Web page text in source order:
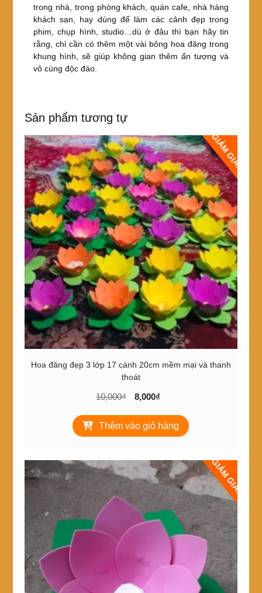
trong nhà, trong phòng khách, quán cafe, nhà hàng
khách sạn, hay dùng để làm các cảnh đẹp trong
phim, chụp hình, studio…dù ở đâu thì bạn hãy tin
rằng, chỉ cần có thêm một vài bông hoa đăng trong
khung hình, sẽ giúp không gian thêm ấn tượng và
vô cùng độc đáo.
Sản phẩm tương tự
GIẢM GIÁ!
Hoa đăng đẹp 3 lớp 17 cánh 20cm mềm mại và thanh
thoát
10,000₫
Giá
là:
10,000₫.
8,000₫
tại
là:
Thêm vào giỏ hàng
GIẢM GIÁ!